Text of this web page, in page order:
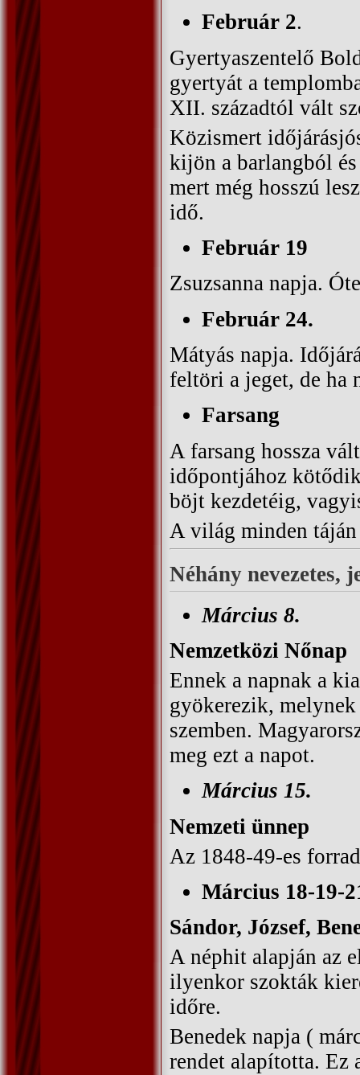
Február 2.
Gyertyaszentelő
gyertyát a
XII. századtól vált
Közismert
kijön a barlangból
mert még hosszú
idő.
Február 19
Zsuzsanna napja.
Február 24.
Mátyás napja.
feltöri a jeget, de ha
Farsang
A farsang hossza
időpontjához
böjt kezdetéig,
A világ minden táján
Néhány nevezetes,
Március 8.
Nemzetközi Nőnap
Ennek a napnak a
gyökerezik,
szemben.
meg ezt a napot.
Március 15.
Nemzeti ünnep
Az 1848-49-es
Március 18-19-
Sándor, József,
A néphit alapján az
ilyenkor szokták
időre.
Benedek napja (
rendet alapította. Ez